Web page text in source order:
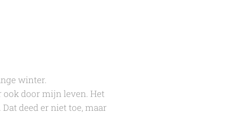
winter.
door mijn leven. Het
deed er niet toe, maar